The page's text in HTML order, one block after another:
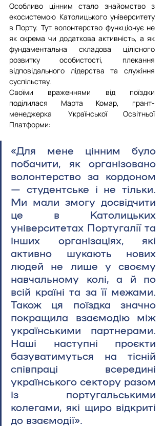
Особливо цінним стало знайомство з
екосистемою Католицького університету
в Порту. Тут волонтерство функціонує не
як окрема чи додаткова активність, а як
фундаментальна складова цілісного
розвитку особистості, плекання
відповідального лідерства та служіння
суспільству.
Своїми враженнями від поїздки
поділилася Марта Комар, грант-
менеджерка Української Освітньої
Платформи:
«Для мене цінним було
побачити, як організовано
волонтерство за кордоном
— студентське і не тільки.
Ми мали змогу досвідчити
це в Католицьких
університетах Португалії та
інших організаціях, які
активно шукають нових
людей не лише у своєму
навчальному колі, а й по
всій країні та за її межами.
Також ця поїздка значно
покращила взаємодію між
українськими партнерами.
Наші наступні проєкти
базуватимуться на тісній
співпраці всередині
українського сектору разом
із португальськими
колегами, які щиро відкриті
до взаємодії».